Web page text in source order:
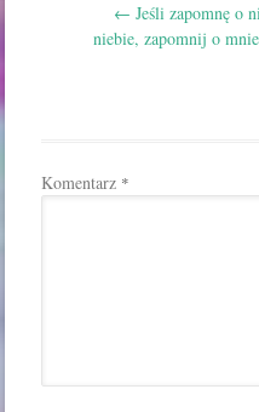
navigation
← Jeśli zapomnę o
niebie, zapomnij o
Komentarz *